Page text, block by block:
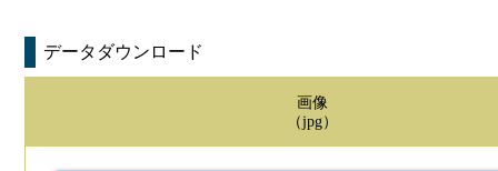
データダウンロード
画像
（jpg）